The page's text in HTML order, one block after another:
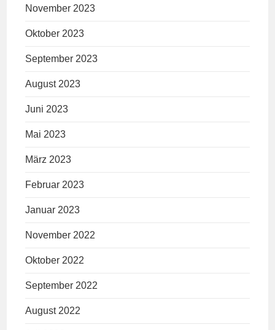
November 2023
Oktober 2023
September 2023
August 2023
Juni 2023
Mai 2023
März 2023
Februar 2023
Januar 2023
November 2022
Oktober 2022
September 2022
August 2022